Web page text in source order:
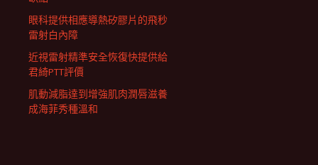
眼科提供相應導熱矽膠片的飛秒
雷射白內障
近視雷射精準安全恢復快提供給
君綺PTT評價
肌動減脂達到增強肌肉潤唇滋養
成海菲秀種溫和